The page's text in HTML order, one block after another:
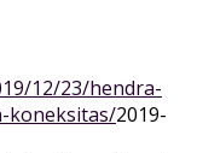
12/23/hendra-
koneksitas/2019-